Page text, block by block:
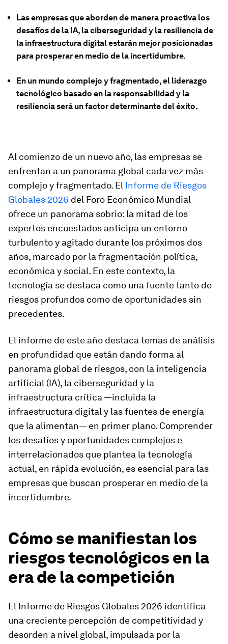
Las empresas que aborden de manera proactiva los
desafíos de la IA, la ciberseguridad y la resiliencia de
la infraestructura digital estarán mejor posicionadas
para prosperar en medio de la incertidumbre.
En un mundo complejo y fragmentado, el liderazgo
tecnológico basado en la responsabilidad y la
resiliencia será un factor determinante del éxito.
Al comienzo de un nuevo año, las empresas se
enfrentan a un panorama global cada vez más
complejo y fragmentado. El Informe de Riesgos
Globales 2026 del Foro Económico Mundial
ofrece un panorama sobrio: la mitad de los
expertos encuestados anticipa un entorno
turbulento y agitado durante los próximos dos
años, marcado por la fragmentación política,
económica y social. En este contexto, la
tecnología se destaca como una fuente tanto de
riesgos profundos como de oportunidades sin
precedentes.
El informe de este año destaca temas de análisis
en profundidad que están dando forma al
panorama global de riesgos, con la inteligencia
artificial (IA), la ciberseguridad y la
infraestructura crítica —incluida la
infraestructura digital y las fuentes de energía
que la alimentan— en primer plano. Comprender
los desafíos y oportunidades complejos e
interrelacionados que plantea la tecnología
actual, en rápida evolución, es esencial para las
empresas que buscan prosperar en medio de la
incertidumbre.
Cómo se manifiestan los
riesgos tecnológicos en la
era de la competición
El Informe de Riesgos Globales 2026 identifica
una creciente percepción de competitividad y
desorden a nivel global, impulsada por la